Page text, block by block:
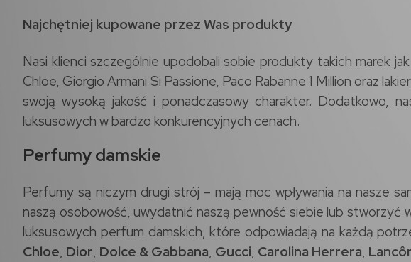
Najchętniej kupowane przez Was produkty
Nasi klienci szczególnie upodobali sobie produkty takich marek
Chloe, Giorgio Armani Si Passione, Paco Rabanne 1 Million oraz
swoją wysoką jakość i ponadczasowy charakter. Dodatkowo,
luksusowych w bardzo konkurencyjnych cenach.
Perfumy damskie
Perfumy są niczym drugi strój – mają moc wpływania na nasze
naszą osobowość, uwydatnić naszą pewność siebie lub stworzyć
luksusowych perfum damskich, które odpowiadają na każdą
Chloe, Dior, Dolce & Gabbana, Gucci, Carolina Herrera,